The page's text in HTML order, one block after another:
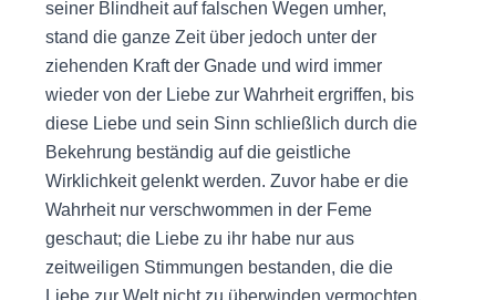
seiner Blindheit auf falschen Wegen umher,
stand die ganze Zeit über jedoch unter der
ziehenden Kraft der Gnade und wird immer
wieder von der Liebe zur Wahrheit ergriffen, bis
diese Liebe und sein Sinn schließlich durch die
Bekehrung beständig auf die geistliche
Wirklichkeit gelenkt werden. Zuvor habe er die
Wahrheit nur verschwommen in der Feme
geschaut; die Liebe zu ihr habe nur aus
zeitweiligen Stimmungen bestanden, die die